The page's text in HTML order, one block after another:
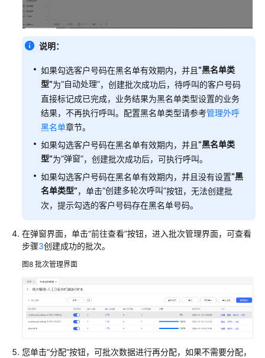
议
（SLA）
白
权
限
说明：
如果勾选客户号码在黑名单有效期内，并且“黑名单类
型”为“自动处理”，创建批次成功后，待呼叫的客户号码
直接标记成已完成，业务结果为黑名单类型设置的业务
结果，不再执行呼叫。配置黑名单类型请参考管理外呼
黑名单章节。
如果勾选客户号码在黑名单有效期内，并且“黑名单类
型”为“弹窗”，创建批次成功后，可执行呼叫。
如果勾选客户号码在黑名单有效期内，并且没有设置“黑
名单类型”，单击“创建多轮次呼叫”按钮，无法创建批
次，提示勾选的客户号码存在黑名单号码。
在弹窗界面，单击“前往查看”按钮，进入批次管理界面，可查看
步骤3创建成功的批次。
图8 批次管理界面
您单击“分配”按钮，可批次数据进行再分配，如果不需要分配，